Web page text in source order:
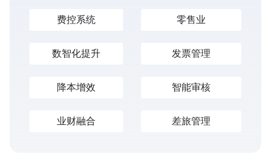
费控系统 零售业
数智化提升 发票管理
降本增效 智能审核
业财融合 差旅管理